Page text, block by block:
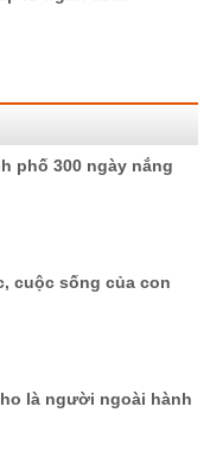
phố 300 ngày nắng
cuộc sống của con
là người ngoài hành